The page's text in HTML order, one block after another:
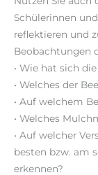
Schülerinnen
reflektieren und
Beobachtungen
• Wie hat sich
• Welches der
• Auf welchem
• Welches
• Auf welcher
besten bzw. am
erkennen?